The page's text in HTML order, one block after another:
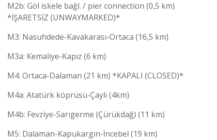
M2b: Göl iskele bağl. / pier connection (0,5 km)
*İŞARETSİZ (UNWAYMARKED)*
M3: Nasuhdede-Kavakarası-Ortaca (16,5 km)
M3a: Kemaliye-Kapız (6 km)
M4: Ortaca-Dalaman (21 km) *KAPALI (CLOSED)*
M4a: Atatürk köprüsü-Çaylı (4km)
M4b: Fevziye-Sarıgerme (Çürükdağ) (11 km)
M5: Dalaman-Kapukargın-İncebel (19 km)